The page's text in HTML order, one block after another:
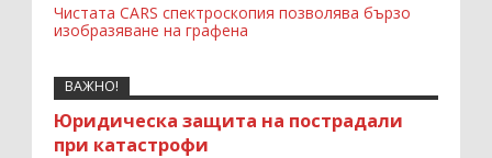
Чистата CARS спектроскопия позволява бързо
изобразяване на графена
ВАЖНО!
Юридическа защита на пострадали
при катастрофи